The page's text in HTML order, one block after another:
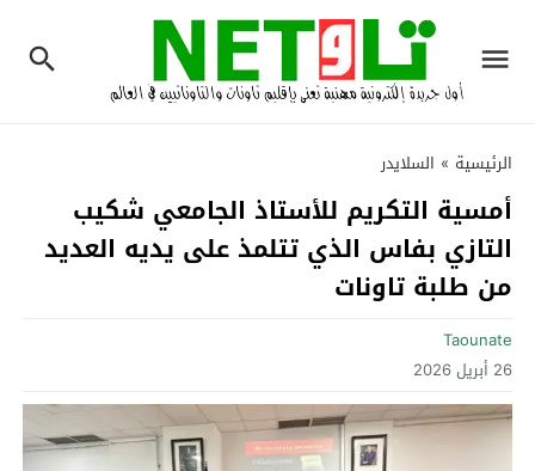
الرئيسية » السلايدر
أمسية التكريم للأستاذ الجامعي شكيب
التازي بفاس الذي تتلمذ على يديه العديد
من طلبة تاونات
Taounate
26 أبريل 2026